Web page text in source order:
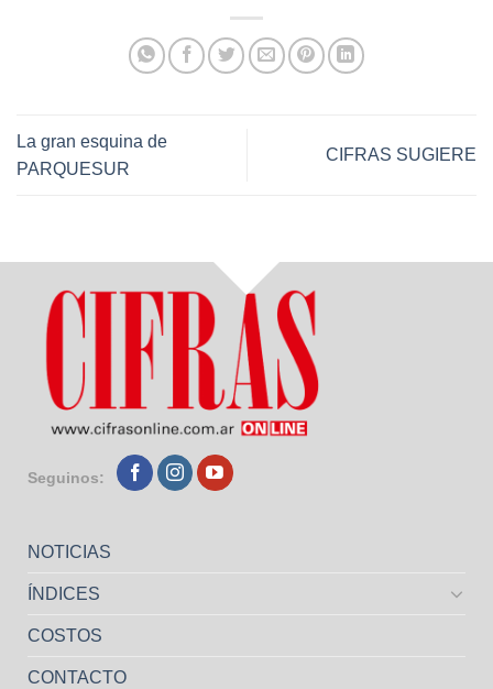
La gran esquina de
PARQUESUR
CIFRAS SUGIERE
Seguinos:
NOTICIAS
ÍNDICES
COSTOS
CONTACTO